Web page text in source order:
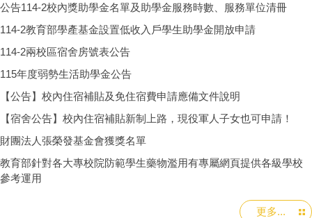
公告114-2校內獎助學金名單及助學金服務時數、服務單位清冊
114-2教育部學產基金設置低收入戶學生助學金開放申請
114-2兩校區宿舍房號表公告
115年度弱勢生活助學金公告
【公告】校內住宿補貼及免住宿費申請應備文件說明
【宿舍公告】校內住宿補貼新制上路，現役軍人子女也可申請！
財團法人張榮發基金會獲獎名單
教育部針對各大專校院防範學生藥物濫用有專屬網頁提供各級學校
參考運用
更多...